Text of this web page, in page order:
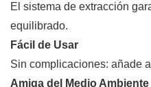
El sistema de extracción
equilibrado.
Fácil de Usar
Sin complicaciones: añade
Amiga del Medio Ambiente